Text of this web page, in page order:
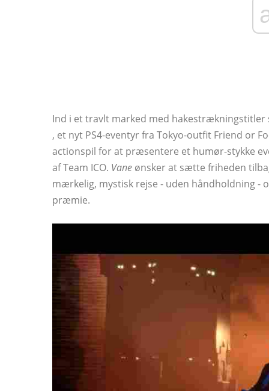
Ind i et travlt marked med
, et nyt PS4-eventyr fra Tokyo-outfit Friend or
actionspil for at præsentere et humør-stykke
af Team ICO. Vane ønsker at sætte friheden
mærkelig, mystisk rejse - uden håndholdning -
præmie.